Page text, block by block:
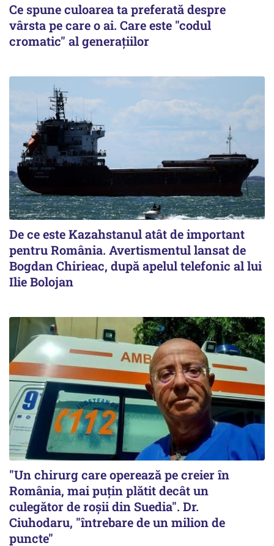
Ce spune culoarea ta preferată despre
vârsta pe care o ai. Care este "codul
cromatic" al generațiilor
De ce este Kazahstanul atât de important
pentru România. Avertismentul lansat de
Bogdan Chirieac, după apelul telefonic al lui
Ilie Bolojan
"Un chirurg care operează pe creier în
România, mai puțin plătit decât un
culegător de roșii din Suedia". Dr.
Ciuhodaru, "întrebare de un milion de
puncte"